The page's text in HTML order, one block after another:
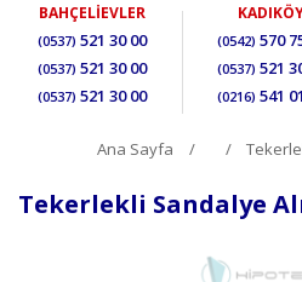
BAHÇELİEVLER
(0537) 521 30 00
(0537) 521 30 00
(0537) 521 30 00
(0542) 570
(0537) 521
(0216) 541
Ana Sayfa
Tekerlekli Sandalye